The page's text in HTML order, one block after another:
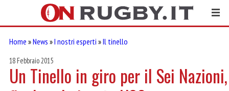
Home »News »I nostri esperti »Il tinello
18 Febbraio 2015
Un Tinello in giro per il Sei